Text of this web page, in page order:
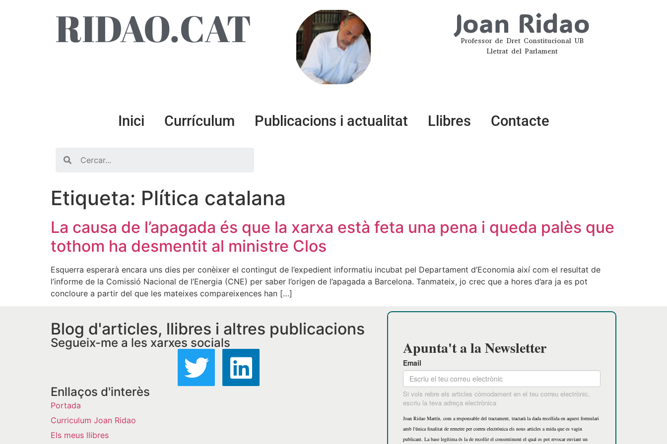
RIDAO.CAT Joan Ridao
Professor de Dret Constitucional UB
Lletrat del Parlament
Inici Currículum Publicacions i actualitat Llibres Contacte
Etiqueta: Plítica catalana
La causa de l’apagada és que la xarxa està feta una pena i queda palès que
tothom ha desmentit al ministre Clos
Esquerra esperarà encara uns dies per conèixer el contingut de l’expedient informatiu incubat pel Departament d’Economia així com el resultat de
l’informe de la Comissió Nacional de l’Energia (CNE) per saber l’origen de l’apagada a Barcelona. Tanmateix, jo crec que a hores d’ara ja es pot
concloure a partir del que les mateixes compareixences han […]
Blog d'articles, llibres i altres publicacions
Segueix-me a les xarxes socials
Enllaços d'interès
Portada
Curriculum Joan Ridao
Els meus llibres